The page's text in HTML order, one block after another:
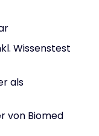
Wissenstest
als
von Biomed